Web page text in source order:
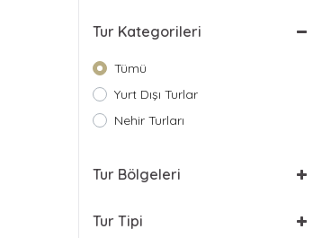
Tur Kategorileri
Tümü
Yurt Dışı Turlar
Nehir Turları
Tur Bölgeleri
Tur Tipi